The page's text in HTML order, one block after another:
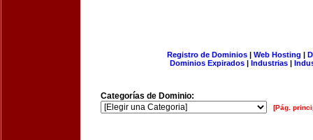
Registro de Dominios| Web Hosting |
Dominios Expirados | Industrias |
Categorías de Dominio:
[Pág.